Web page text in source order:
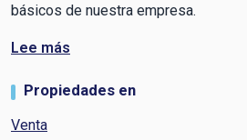
básicos de nuestra empresa.
Lee más
Propiedades en
Venta